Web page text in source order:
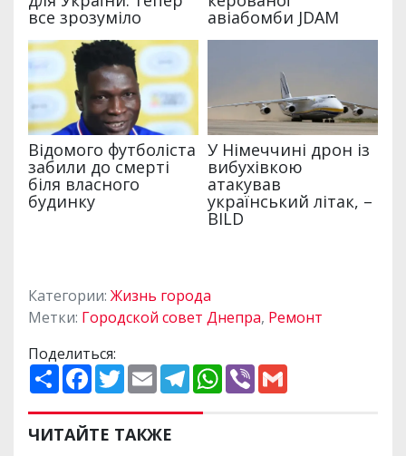
Категории: Жизнь города
Метки: Городской совет Днепра, Ремонт
Поделиться:
П
о
и
р
и
F
a
e
b
o
T
w
t
t
e
E
m
i
l
T
e
e
W
h
V
ЧИТАЙТЕ ТАКЖЕ